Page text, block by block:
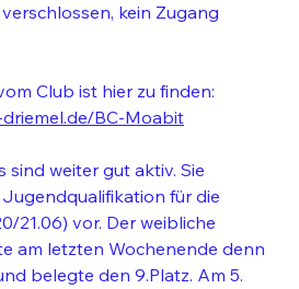
kein Zugang
Club ist hier zu finden:
BC-Moabit
weiter gut aktiv. Sie
für die
21.06) vor. Der weibliche
am letzten Wochenende denn
belegte den 9.Platz. Am 5.